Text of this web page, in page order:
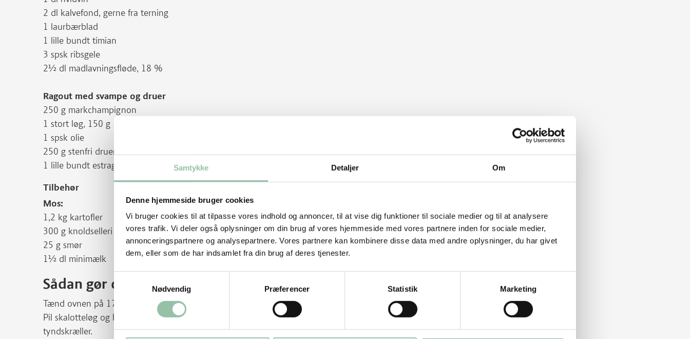
Samtykke Detaljer Om
Denne hjemmeside bruger cookies
Vi bruger cookies til at tilpasse vores indhold og annoncer, til at vise dig funktioner til sociale medier og til at analysere
vores trafik. Vi deler også oplysninger om din brug af vores hjemmeside med vores partnere inden for sociale medier,
annonceringspartnere og analysepartnere. Vores partnere kan kombinere disse data med andre oplysninger, du har givet
dem, eller som de har indsamlet fra din brug af deres tjenester.
Nødvendig
Præferencer Statistik Marketing
2 dl kalvefond, gerne fra terning
1 laurbærblad
1 lille bundt timian
3 spsk ribsgele
2½ dl madlavningsfløde, 18 %
Ragout med svampe og druer
250 g markchampignon
1 stort løg, 150 g
1 spsk olie
250 g stenfri druer
1 lille bundt estragon
Tilbehør
Mos:
1,2 kg kartofler
300 g knoldselleri
25 g smør
1½ dl minimælk
Sådan gør du
Tænd ovnen på 175 grader.
Pil skalotteløg og hak dem fint. Skyl blegselleri i skræl det yderste lag af med en
tyndskræller.